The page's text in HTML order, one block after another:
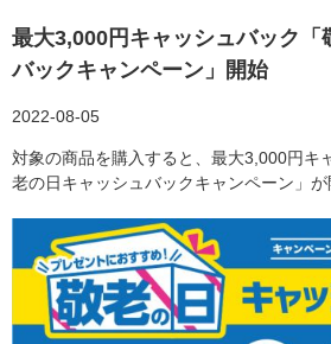
最大3,000円キャッシュバック「
バックキャンペーン」開始
2022-08-05
対象の商品を購入すると、最大3,000円キ
老の日キャッシュバックキャンペーン」が